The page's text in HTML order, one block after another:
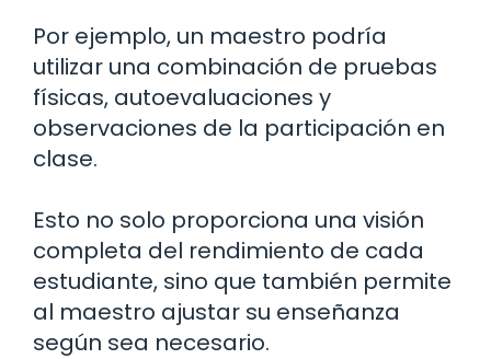
Por ejemplo, un maestro podría
utilizar una combinación de pruebas
físicas, autoevaluaciones y
observaciones de la participación en
clase.
Esto no solo proporciona una visión
completa del rendimiento de cada
estudiante, sino que también permite
al maestro ajustar su enseñanza
según sea necesario.